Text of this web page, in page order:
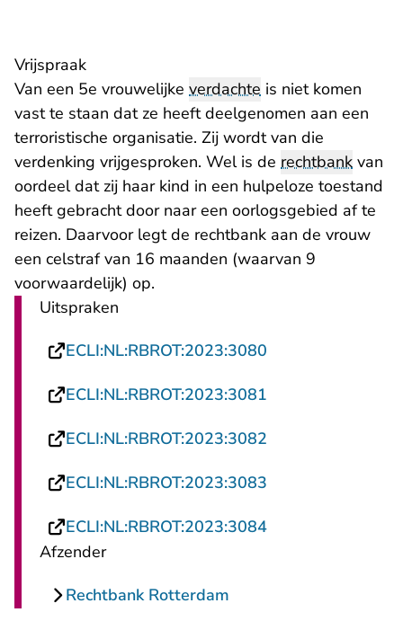
Vrijspraak
Van een 5e vrouwelijke verdachte is niet komen
vast te staan dat ze heeft deelgenomen aan een
terroristische organisatie. Zij wordt van die
verdenking vrijgesproken. Wel is de rechtbank van
oordeel dat zij haar kind in een hulpeloze toestand
heeft gebracht door naar een oorlogsgebied af te
reizen. Daarvoor legt de rechtbank aan de vrouw
een celstraf van 16 maanden (waarvan 9
voorwaardelijk) op.
Uitspraken
ECLI:NL:RBROT:2023:3080
ECLI:NL:RBROT:2023:3081
ECLI:NL:RBROT:2023:3082
ECLI:NL:RBROT:2023:3083
ECLI:NL:RBROT:2023:3084- U verlaat
Afzender
Rechtbank Rotterdam